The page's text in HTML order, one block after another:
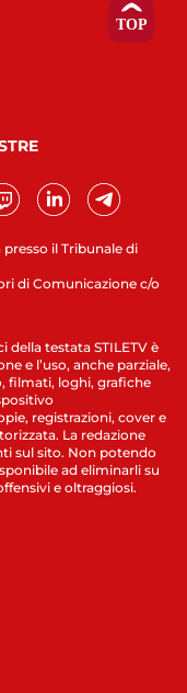
il Tribunale di
di Comunicazione c/o
testata STILETV è
e l’uso, anche parziale,
filmati, loghi, grafiche
registrazioni, cover e
La redazione
sul sito. Non potendo
ad eliminarli su
e oltraggiosi.